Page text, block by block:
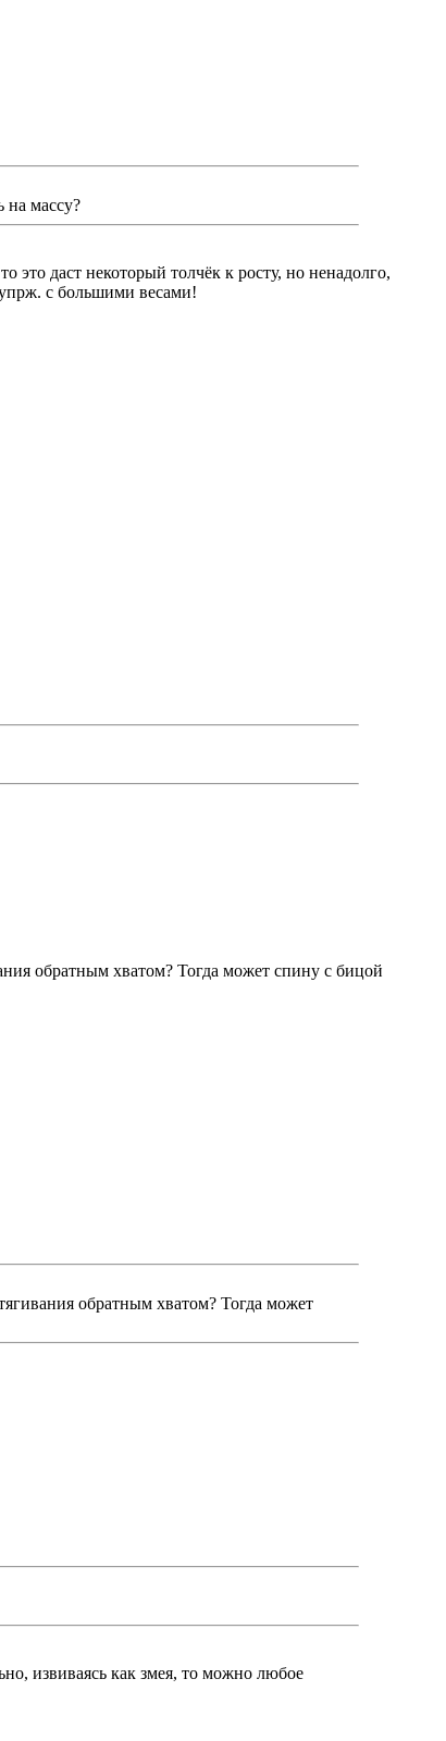
на массу?
это даст некоторый толчёк к росту, но ненадолго,
с большими весами!
обратным хватом? Тогда может спину с бицой
обратным хватом? Тогда может
извиваясь как змея, то можно любое